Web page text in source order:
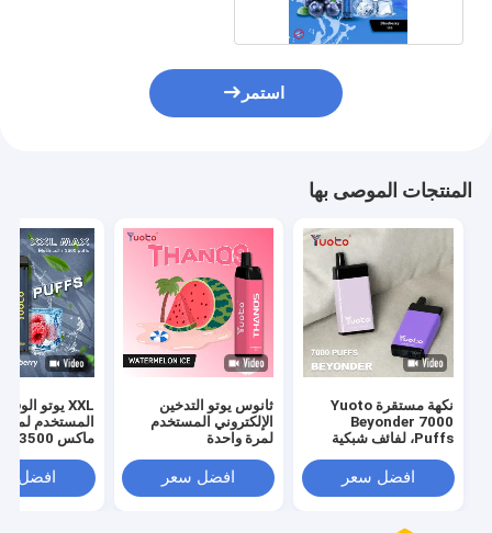
استمر
المنتجات الموصى بها
نكهة مستقرة Yuoto
Beyonder 7000
Puffs، لفائف شبكية
افضل سعر
ثانوس يوتو التدخين
الإلكتروني المستخدم
لمرة واحدة
افضل سعر
XXL يوتو الوقود
المستخدم
افضل